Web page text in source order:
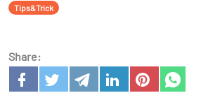
Tips&Trick
Share: